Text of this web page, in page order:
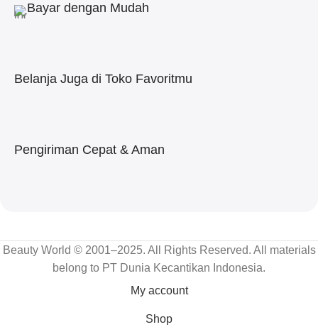
Bayar dengan Mudah
Belanja Juga di Toko Favoritmu
Pengiriman Cepat & Aman
Beauty World © 2001–2025. All Rights Reserved. All materials
belong to PT Dunia Kecantikan Indonesia.
My account
Shop